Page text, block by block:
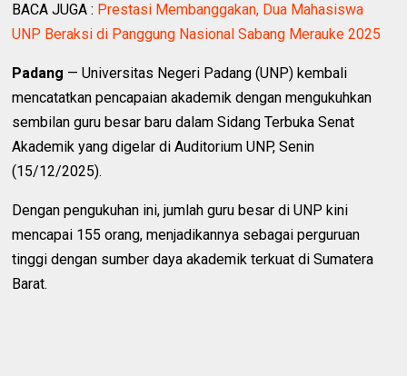
BACA JUGA : Prestasi Membanggakan, Dua Mahasiswa
UNP Beraksi di Panggung Nasional Sabang Merauke 2025 ‎
Padang — Universitas Negeri Padang (UNP) kembali
mencatatkan pencapaian akademik dengan mengukuhkan
sembilan guru besar baru dalam Sidang Terbuka Senat
Akademik yang digelar di Auditorium UNP, Senin
(15/12/2025).
Dengan pengukuhan ini, jumlah guru besar di UNP kini
mencapai 155 orang, menjadikannya sebagai perguruan
tinggi dengan sumber daya akademik terkuat di Sumatera
Barat.